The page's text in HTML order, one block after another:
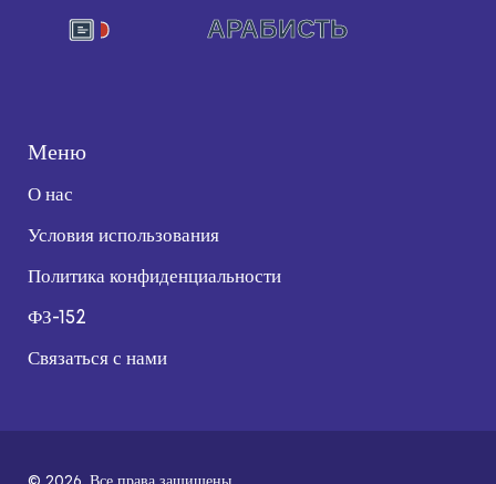
Меню
О нас
Условия использования
Политика конфиденциальности
ФЗ-152
Связаться с нами